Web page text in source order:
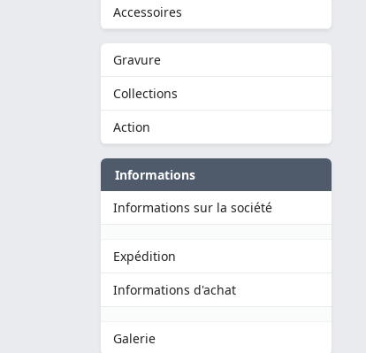
Accessoires
Gravure
Collections
Action
Informations
Informations sur la société
Expédition
Informations d'achat
Galerie